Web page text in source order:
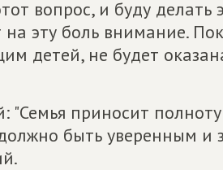
вопрос, и буду делать
на эту боль внимание.
детей, не будет
"Семья приносит
должно быть уверенным